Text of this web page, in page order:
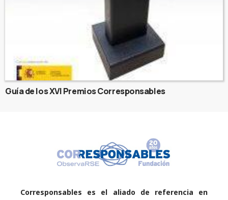
Guía de los XVI Premios Corresponsables
Corresponsables es el aliado de referencia en